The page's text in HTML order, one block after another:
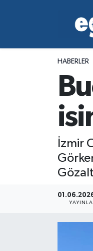
HABERLER
İzmir
MAGAZİN
RESMİ
EGEDEN
SİYASET
MAGAZİN
RESMİ
Egemax TV
Trafik Durumu
Süper Lig Puan
Tüm Manşetler
Son Dakika
Haber Arşivi